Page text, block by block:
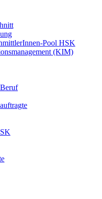
Pool HSK
(KIM)